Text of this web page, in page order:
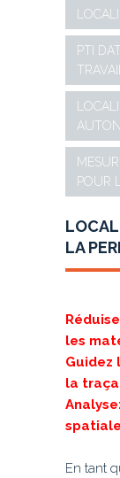
PTI
POUR
LA
les
Guidez
la
En tant